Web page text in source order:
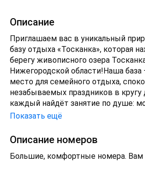
Описание
Приглашаем вас в уникальный
базу отдыха «Тосканка», которая
берегу живописного озера
Нижегородской области!Наша база
место для семейного отдыха,
незабываемых праздников в кругу
каждый найдёт занятие по душе:
отправиться на уединённую
воздухе.Представьте вечер,
беседке с мангалом: вы готовите
и наслаждаетесь природой. А
Показать ещё
Описание номеров
Большие, комфортные номера. Вам